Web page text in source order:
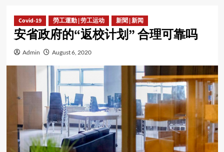
Covid-19 勞工運動 | 劳工运动 新聞 | 新闻
安省政府的“返校计划” 合理可靠吗
Admin August 6, 2020